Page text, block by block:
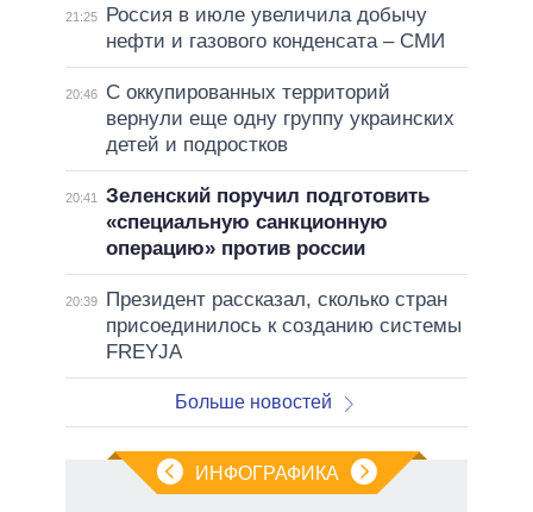
21:25
Россия в июле увеличила добычу
нефти и газового конденсата – СМИ
20:46
С оккупированных территорий
вернули еще одну группу украинских
детей и подростков
20:41
Зеленский поручил подготовить
«специальную санкционную
операцию» против россии
20:39
Президент рассказал, сколько стран
присоединилось к созданию системы
FREYJA
Больше новостей
ИНФОГРАФИКА